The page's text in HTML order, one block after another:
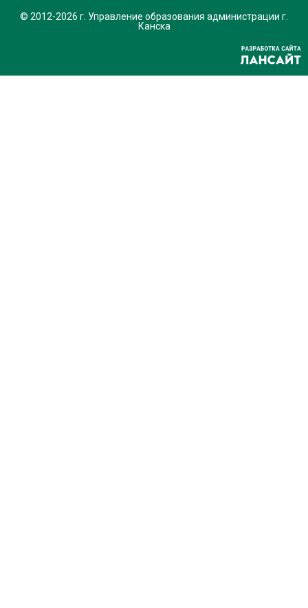
© 2012-2026 г. Управление образования администрации г.
Канска